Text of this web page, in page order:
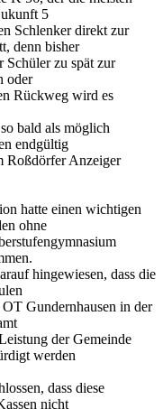
5
Schlenker direkt zur
denn bisher
Schüler zu spät zur
oder
Rückweg wird es
bald als möglich
endgültig
Roßdörfer Anzeiger
hatte einen wichtigen
ohne
hingewiesen, dass die
Gundernhausen in der
der Gemeinde
werden
dass diese
nicht